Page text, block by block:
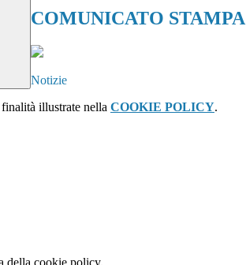
COMUNICATO STAMPA
Notizie
illustrate nella COOKIE POLICY.